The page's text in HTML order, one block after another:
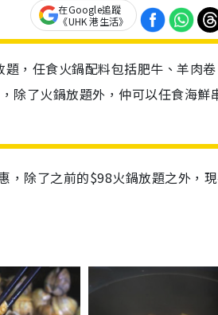
在Google追蹤
《UHK 港生活》
，任食火鍋配料包括肥牛、羊肉
除了火鍋放題外，仲可以任食海鮮
，除了之前的$98火鍋放題之外，